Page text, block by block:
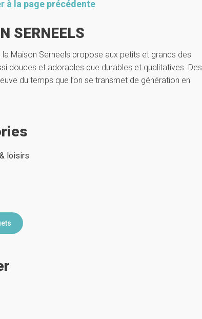
à la page précédente
SERNEELS
la Maison Serneels propose aux petits et grands des
douces et adorables que durables et qualitatives. Des
du temps que l’on se transmet de génération en
loisirs